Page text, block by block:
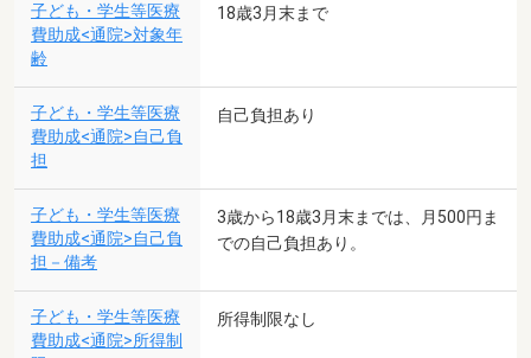
子ども・学生等医療
費助成<通院>対象年
齢
18歳3月末まで
子ども・学生等医療
費助成<通院>自己負
担
自己負担あり
子ども・学生等医療
費助成<通院>自己負
担－備考
3歳から18歳3月末までは、月500円ま
での自己負担あり。
子ども・学生等医療
費助成<通院>所得制
所得制限なし